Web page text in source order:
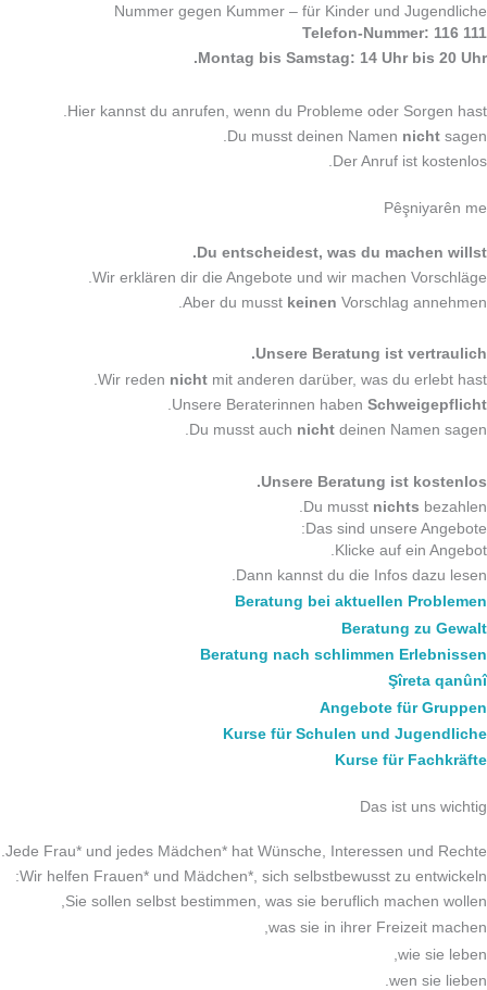
Nummer gegen Kummer – für Kinder und Jugendliche
Telefon-Nummer: 116 111
Montag bis Samstag: 14 Uhr bis 20 Uhr.
Hier kannst du anrufen, wenn du Probleme oder Sorgen hast.
Du musst deinen Namen nicht sagen.
Der Anruf ist kostenlos.
Pêşniyarên me
Du entscheidest, was du machen willst.
Wir erklären dir die Angebote und wir machen Vorschläge.
Aber du musst keinen Vorschlag annehmen.
Unsere Beratung ist vertraulich.
Wir reden nicht mit anderen darüber, was du erlebt hast.
Unsere Beraterinnen haben Schweigepflicht
.
Du musst auch nicht deinen Namen sagen.
Unsere Beratung ist kostenlos.
Du musst nichts bezahlen.
Das sind unsere Angebote:
Klicke auf ein Angebot.
Dann kannst du die Infos dazu lesen.
Beratung bei aktuellen Problemen
Beratung zu Gewalt
Beratung nach schlimmen Erlebnissen
Şîreta qanûnî
Angebote für Gruppen
Kurse für Schulen und Jugendliche
Kurse für Fachkräfte
Das ist uns wichtig
Jede Frau* und jedes Mädchen* hat Wünsche, Interessen und Rechte.
Wir helfen Frauen* und Mädchen*, sich selbstbewusst zu entwickeln:
Sie sollen selbst bestimmen, was sie beruflich machen wollen,
was sie in ihrer Freizeit machen,
wie sie leben,
wen sie lieben.